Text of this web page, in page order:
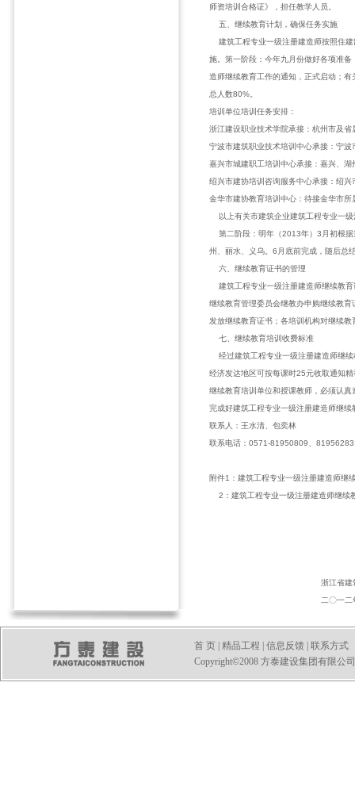
师资培训合格证》，担任教学人员。
五、继续教育计划，确保任务实施
建筑工程专业一级注册建造师按照住建
施。第一阶段：今年九月份做好各项准
造师继续教育工作的通知，正式启动；
总人数80%。
培训单位培训任务安排：
浙江建设职业技术学院承接：杭州市及省
宁波市建筑职业技术培训中心承接：宁波
嘉兴市城建职工培训中心承接：嘉兴、湖
绍兴市建协培训咨询服务中心承接：绍兴
金华市建协教育培训中心：待接金华市所
以上有关市建筑企业建筑工程专业一级
第二阶段：明年（2013年）3月初根据
州、丽水、义乌。6月底前完成，随后总
六、继续教育证书的管理
建筑工程专业一级注册建造师继续教育
继续教育管理委员会继教办申购继续教
发放继续教育证书；各培训机构对继续
七、继续教育培训收费标准
经过建筑工程专业一级注册建造师继续
经济发达地区可按每课时25元收取通知
继续教育培训单位和授课教师，必须认
完成好建筑工程专业一级注册建造师继
联系人：王水清、包奕林
联系电话：0571-81950809、81956283
附件1：建筑工程专业一级注册建造师继
2：建筑工程专业一级注册建造师继续
浙江省建筑业行
二〇一二年九月
首 页 精品工程 信息反馈 联系方式
Copyright©2008 方泰建设集团有限公